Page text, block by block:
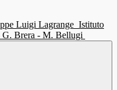
Luigi Lagrange Istituto
Brera - M. Bellugi